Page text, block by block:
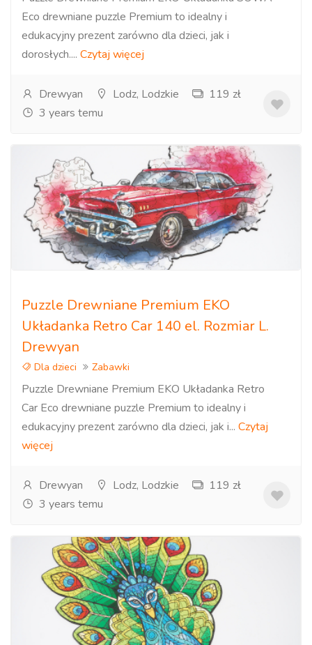
Eco drewniane puzzle Premium to idealny i
edukacyjny prezent zarówno dla dzieci, jak i
dorosłych.... Czytaj więcej
Drewyan Lodz, Lodzkie
119 zł
3 years temu
Puzzle Drewniane Premium EKO
Układanka Retro Car 140 el. Rozmiar L.
Drewyan
Dla dzieci Zabawki
Puzzle Drewniane Premium EKO Układanka Retro
Car Eco drewniane puzzle Premium to idealny i
edukacyjny prezent zarówno dla dzieci, jak i... Czytaj
więcej
Drewyan Lodz, Lodzkie
119 zł
3 years temu